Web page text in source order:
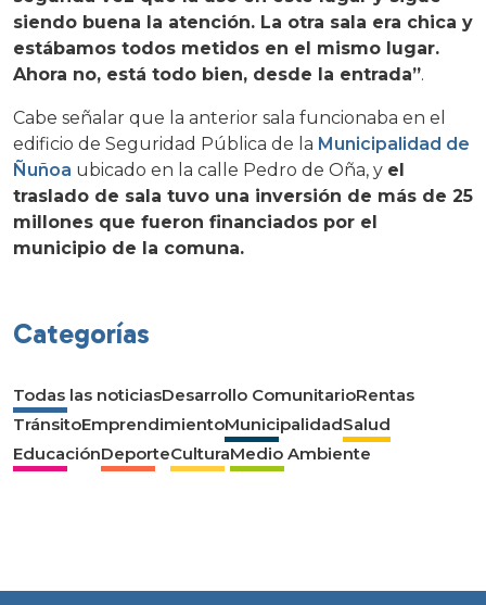
siendo buena la atención. La otra sala era chica y
estábamos todos metidos en el mismo lugar.
Ahora no, está todo bien, desde la entrada”.
Cabe señalar que la anterior sala funcionaba en el
edificio de Seguridad Pública de la Municipalidad de
Ñuñoa ubicado en la calle Pedro de Oña, y el
traslado de sala tuvo una inversión de más de 25
millones que fueron financiados por el
municipio de la comuna.
Categorías
Todas las noticiasDesarrollo ComunitarioRentas
TránsitoEmprendimientoMunicipalidadSalud
EducaciónDeporteCulturaMedio Ambiente